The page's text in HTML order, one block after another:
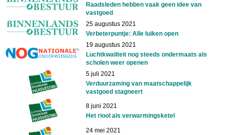
Raadsleden hebben vaak geen idee van
vastgoed
25 augustus 2021
Verbeterpuntje: Alle luiken open
19 augustus 2021
Luchtkwaliteit nog steeds ondermaats als
scholen weer openen
5 juli 2021
Verduurzaming van maatschappelijk
vastgoed stagneert
8 juni 2021
Het riool als verwarmingsketel
24 mei 2021